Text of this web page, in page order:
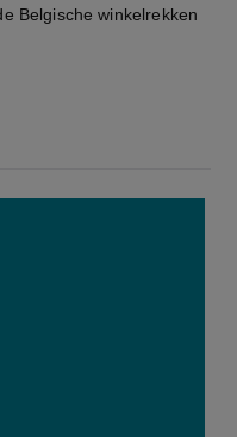
Belgische winkelrekken